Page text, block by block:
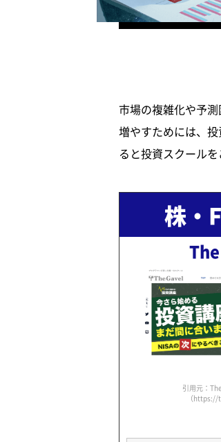
市場の複雑化や予
増やすためには、
ると投資スクールを
株・
引用元：
（https://